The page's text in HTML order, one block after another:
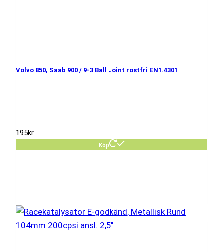
Volvo 850, Saab 900 / 9-3 Ball Joint rostfri EN1.4301
195kr
Köp